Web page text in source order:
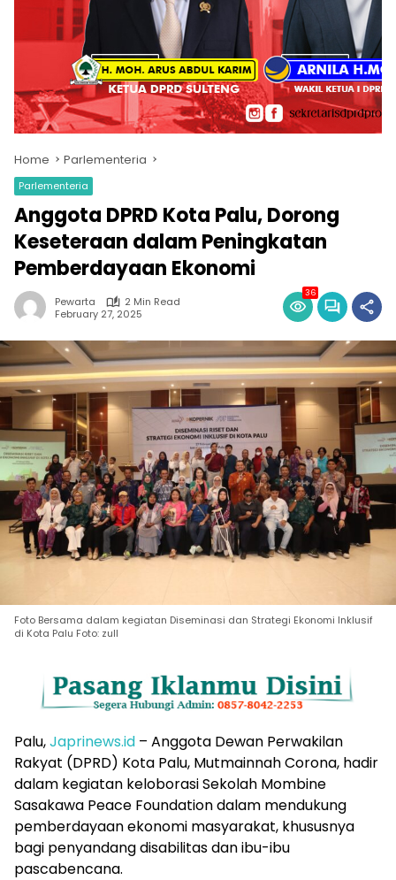
Home Parlementeria
Parlementeria
Anggota DPRD Kota Palu, Dorong
Keseteraan dalam Peningkatan
Pemberdayaan Ekonomi
Pewarta
2 Min Read
February 27, 2025
36
Foto Bersama dalam kegiatan Diseminasi dan Strategi Ekonomi Inklusif
di Kota Palu Foto: zull
Palu,Japrinews.id – Anggota Dewan Perwakilan
Rakyat (DPRD) Kota Palu, Mutmainnah Corona, hadir
dalam kegiatan keloborasi Sekolah Mombine
Sasakawa Peace Foundation dalam mendukung
pemberdayaan ekonomi masyarakat, khususnya
bagi penyandang disabilitas dan ibu-ibu
pascabencana.